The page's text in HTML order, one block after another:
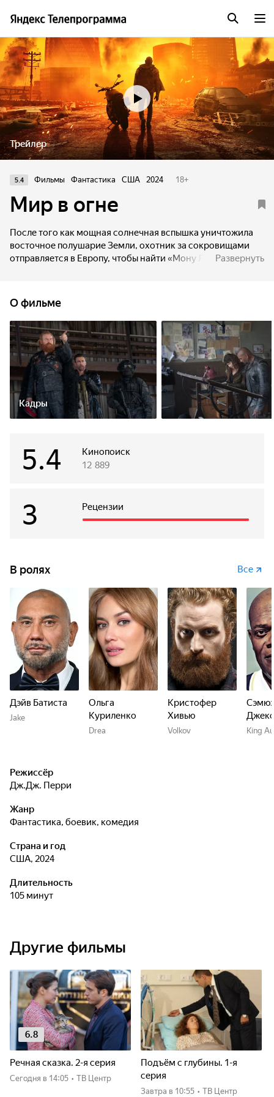
Трейлер
5.4 Фильмы Фантастика США 2024 18+
Мир в огне
После того как мощная солнечная вспышка уничтожила
восточное полушарие Земли, охотник за сокровищами
отправляется в Европу, чтобы найти «Мону Лизу». Вскоре
Развернуть
О фильме
Кадры
Кинопоиск
5.4 12 889
Рецензии
3
В ролях Все
Дэйв Батиста
Jake
Ольга
Куриленко
Drea
Кристофер
Хивью
Volkov King
Режиссёр
Дж.Дж. Перри
Жанр
фантастика, боевик, комедия
Страна и год
США, 2024
Длительность
105 минут
Другие фильмы
6.8
Речная сказка. 2-я серия
Сегодня в 14:05 • ТВ Центр
Подъём с глубины. 1-я
серия
Завтра в 10:55 • ТВ Центр